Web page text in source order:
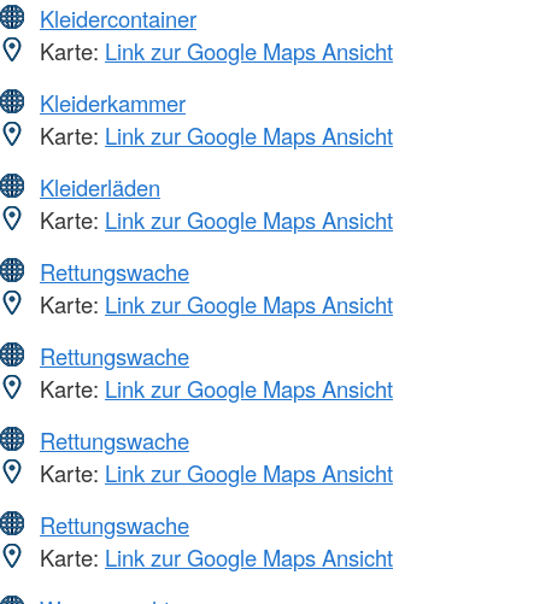
Kleidercontainer
Karte: Link zur Google Maps Ansicht
Kleiderkammer
Karte: Link zur Google Maps Ansicht
Kleiderläden
Karte: Link zur Google Maps Ansicht
Rettungswache
Karte: Link zur Google Maps Ansicht
Rettungswache
Karte: Link zur Google Maps Ansicht
Rettungswache
Karte: Link zur Google Maps Ansicht
Rettungswache
Karte: Link zur Google Maps Ansicht